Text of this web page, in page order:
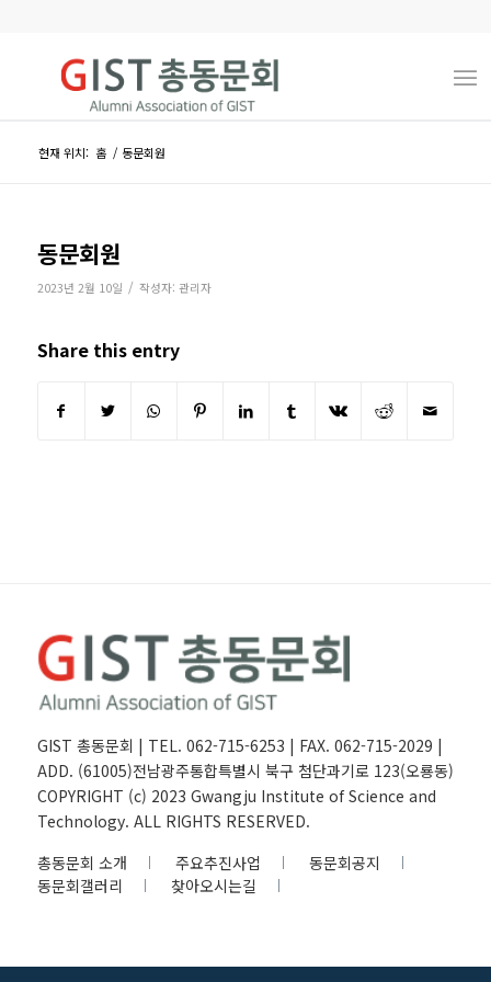
현재 위치: 홈 / 동문회원
동문회원
2023년 2월 10일 / 작성자: 관리자
Share this entry
GIST 총동문회 | TEL. 062-715-6253 | FAX. 062-715-2029 |
ADD. (61005)전남광주통합특별시 북구 첨단과기로 123(오룡동)
COPYRIGHT (c) 2023 Gwangju Institute of Science and
Technology. ALL RIGHTS RESERVED.
총동문회 소개
주요추진사업
동문회공지
동문회갤러리
찾아오시는길